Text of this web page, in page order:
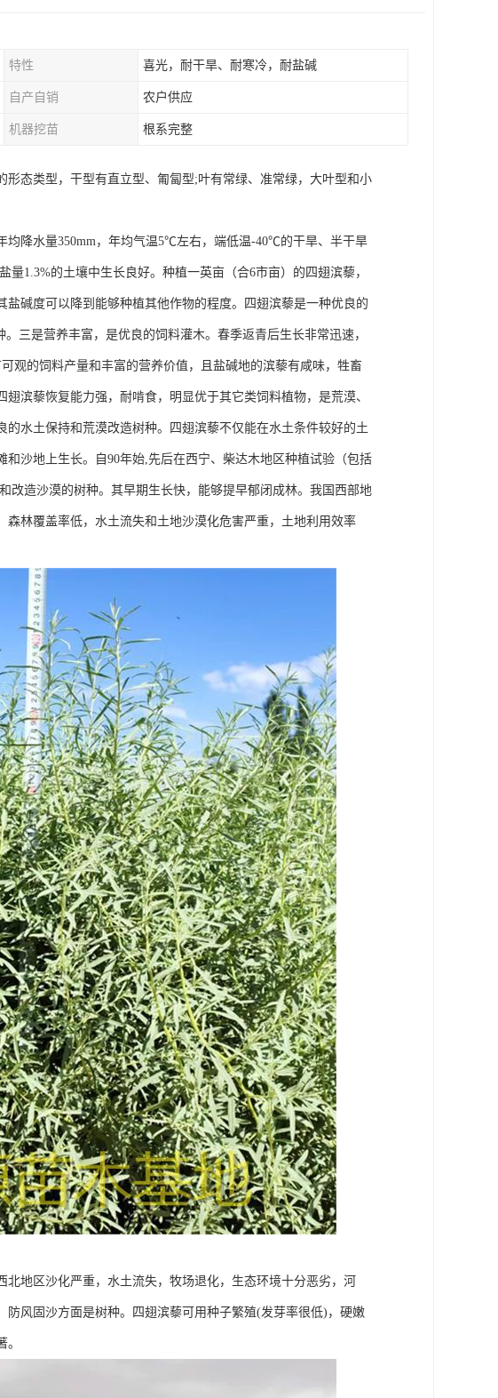
特性 喜光，耐干旱、耐寒冷，耐盐碱
自产自销 农户供应
机器挖苗 根系完整
态类型，干型有直立型、匍匐型;叶有常绿、准常绿，大叶型和小
均降水量350mm，年均气温5℃左右，端低温-40℃的干旱、半干旱
1.3%的土壤中生长良好。种植一英亩（合6市亩）的四翅滨藜，
碱度可以降到能够种植其他作物的程度。四翅滨藜是一种优良的
三是营养丰富，是优良的饲料灌木。春季返青后生长非常迅速，
观的饲料产量和丰富的营养价值，且盐碱地的滨藜有咸味，牲畜
滨藜恢复能力强，耐啃食，明显优于其它类饲料植物，是荒漠、
水土保持和荒漠改造树种。四翅滨藜不仅能在水土条件较好的土
沙地上生长。自90年始,先后在西宁、柴达木地区种植试验（包括
改造沙漠的树种。其早期生长快，能够提早郁闭成林。我国西部地
林覆盖率低，水土流失和土地沙漠化危害严重，土地利用效率
地区沙化严重，水土流失，牧场退化，生态环境十分恶劣，河
风固沙方面是树种。四翅滨藜可用种子繁殖(发芽率很低)，硬嫩